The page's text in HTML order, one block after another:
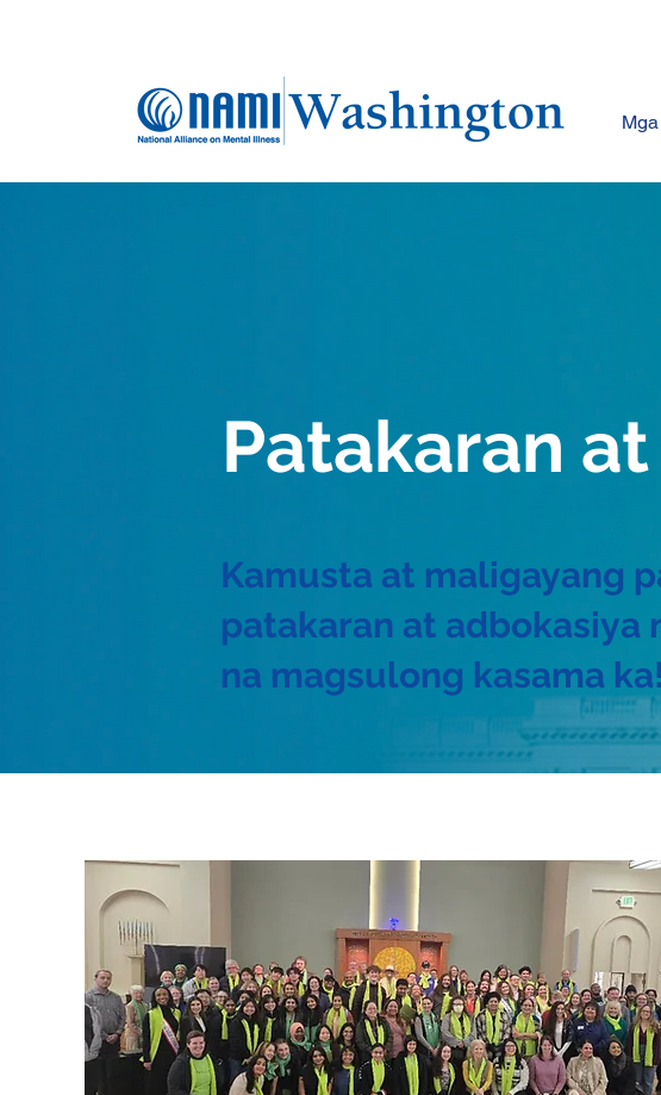
Patakaran
Kamusta at maligayang
patakaran at adbokasiya
na magsulong kasama ka!